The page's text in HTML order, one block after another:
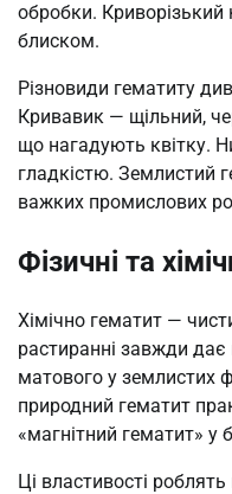
обробки.
блиском.
Різновиди гематиту
Кривавик — щільний,
що нагадують квітку.
гладкістю. Землистий
важких промислових
Фізичні та
Хімічно гематит —
растиранні завжди
матового у землистих
природний гематит
«магнітний гематит» у
Ці властивості